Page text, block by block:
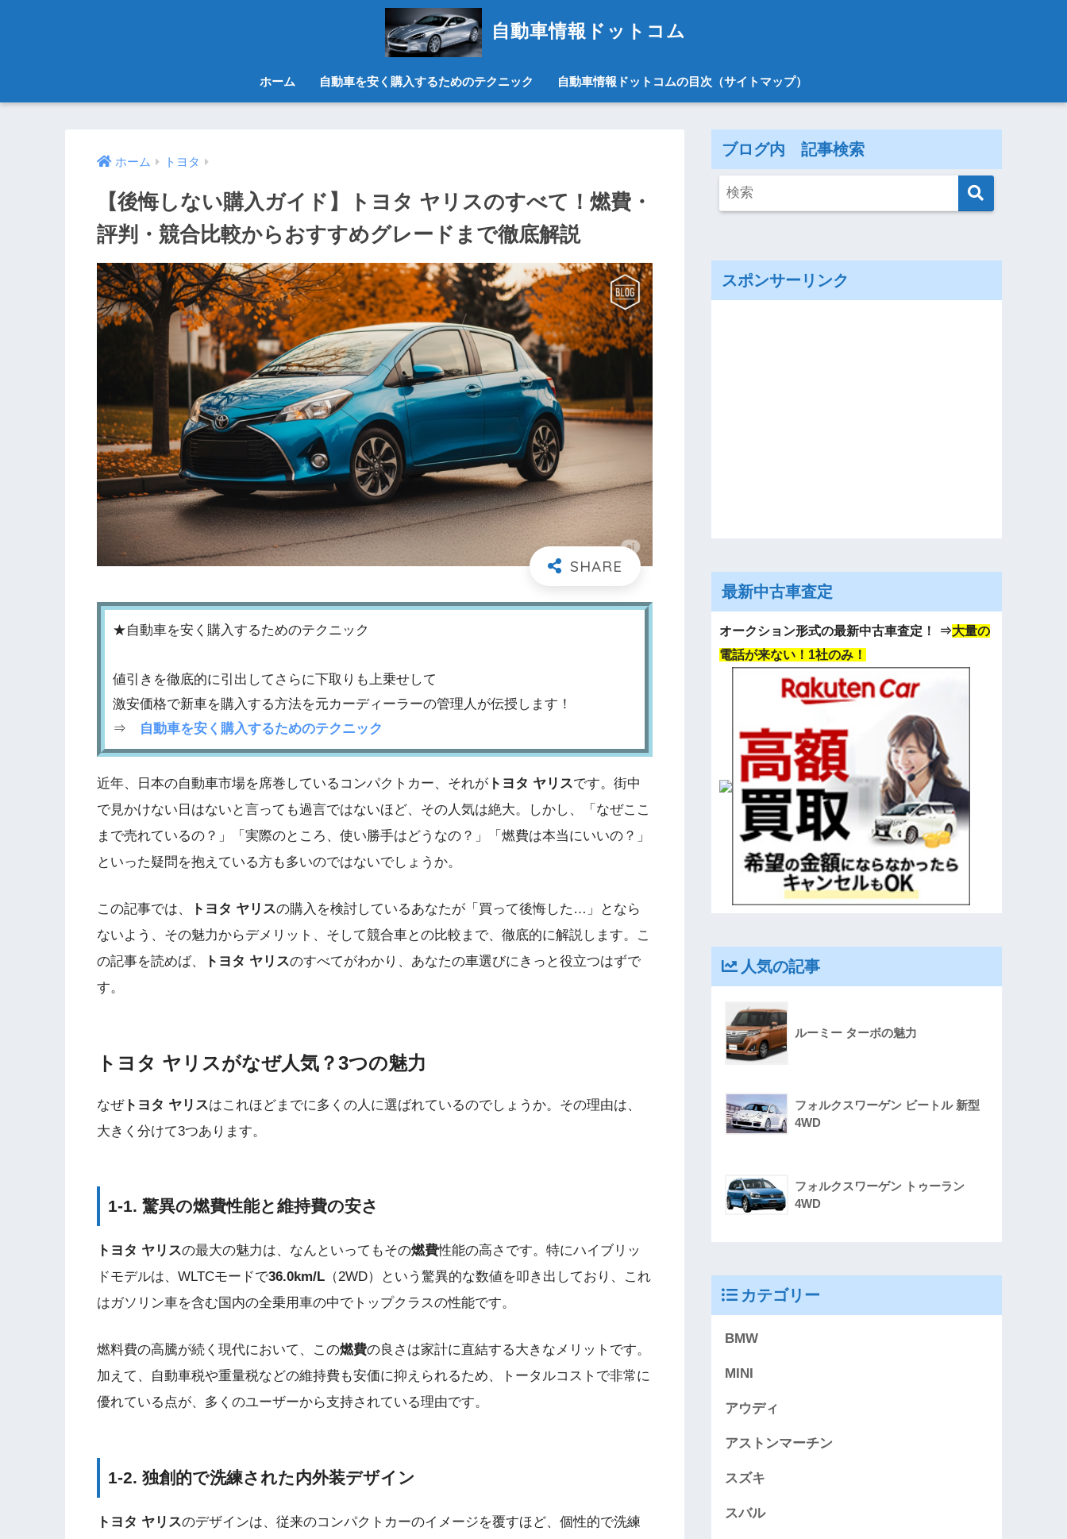
自動車情報ドットコム
ホーム 自動車を安く購入するためのテクニック 自動車情報ドットコムの目次（サイトマップ）
ホーム トヨタ
【後悔しない購入ガイド】トヨタ ヤリスのすべて！燃費・
評判・競合比較からおすすめグレードまで徹底解説
★自動車を安く購入するためのテクニック
値引きを徹底的に引出してさらに下取りも上乗せして
激安価格で新車を購入する方法を元カーディーラーの管理人が伝授します！
⇒
自動車を安く購入するためのテクニック
近年、日本の自動車市場を席巻しているコンパクトカー、それが トヨタ ヤリスです。街中
で見かけない日はないと言っても過言ではないほど、その人気は絶大。しかし、「なぜここ
まで売れているの？」「実際のところ、使い勝手はどうなの？」「燃費は本当にいいの？」
といった疑問を抱えている方も多いのではないでしょうか。
この記事では、 トヨタ ヤリスの購入を検討しているあなたが「買って後悔した…」となら
ないよう、その魅力からデメリット、そして競合車との比較まで、徹底的に解説します。こ
の記事を読めば、
トヨタ ヤリスのすべてがわかり、あなたの車選びにきっと役立つはずで
す。
トヨタ ヤリスがなぜ人気？3つの魅力
なぜトヨタ ヤリスはこれほどまでに多くの人に選ばれているのでしょうか。その理由は、
大きく分けて3つあります。
1-1. 驚異の燃費性能と維持費の安さ
トヨタ ヤリスの最大の魅力は、なんといってもその燃費性能の高さです。特にハイブリッ
ドモデルは、WLTCモードで36.0km/L （2WD）という驚異的な数値を叩き出しており、これ
はガソリン車を含む国内の全乗用車の中でトップクラスの性能です。
燃料費の高騰が続く現代において、この燃費の良さは家計に直結する大きなメリットです。
加えて、自動車税や重量税などの維持費も安価に抑えられるため、トータルコストで非常に
優れている点が、多くのユーザーから支持されている理由です。
1-2. 独創的で洗練された内外装デザイン
トヨタ ヤリスのデザインは、従来のコンパクトカーのイメージを覆すほど、個性的で洗練
ブログ内 記事検索
スポンサーリンク
最新中古車査定
オークション形式の最新中古車査定！ ⇒大量の
電話が来ない！1社のみ！
人気の記事
ルーミー ターボの魅力
フォルクスワーゲン ビートル 新型
4WD
フォルクスワーゲン トゥーラン
4WD
カテゴリー
BMW
MINI
アウディ
アストンマーチン
スズキ
スバル